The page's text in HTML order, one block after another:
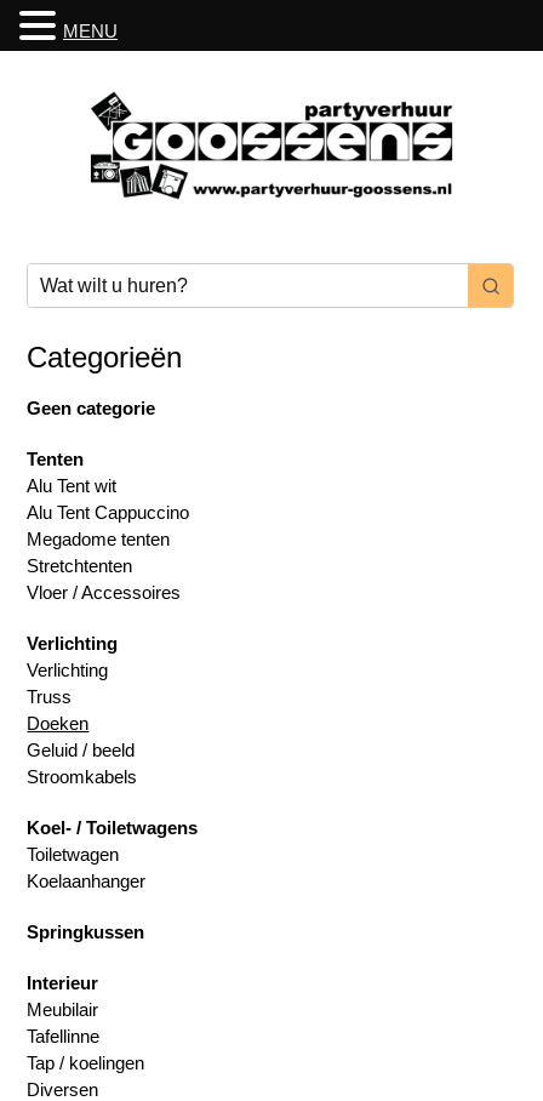
Categorieën
Geen categorie
Tenten
Alu Tent wit
Alu Tent Cappuccino
Megadome tenten
Stretchtenten
Vloer / Accessoires
Verlichting
Verlichting
Truss
Doeken
Geluid / beeld
Stroomkabels
Koel- / Toiletwagens
Toiletwagen
Koelaanhanger
Springkussen
Interieur
Meubilair
Tafellinne
Tap / koelingen
Diversen
MENU